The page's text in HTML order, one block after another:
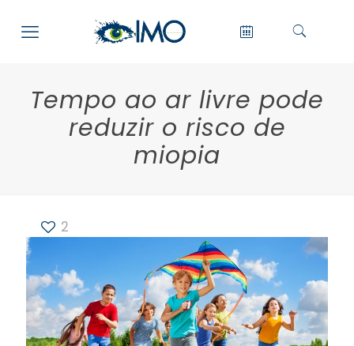
Tempo ao ar livre pode
reduzir o risco de
miopia
2